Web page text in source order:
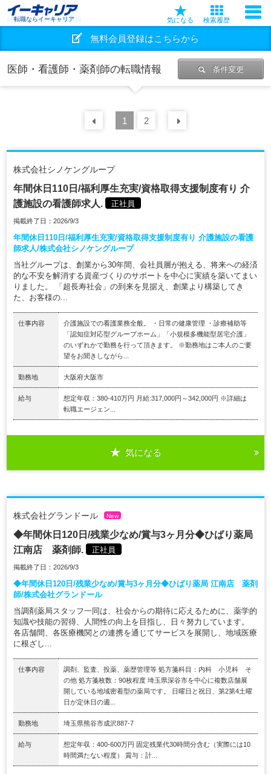
転職ならイーキャリア 気になる 検索履歴
無料会員登録はこちらから
医師・看護師・薬剤師の転職情報 条件変更
前の 30
1 2
株式会社シノケングループ
年間休日110日/福利厚生充実/資格取得支援制度有り 介
護施設の看護師求人.
正社員
掲載終了日：2026/9/3
年間休日110日/福利厚生充実/資格取得支援制度有り 介護施設の看護
師求人/株式会社シノケングループ
当社グループは、創業から30年間、会社員層が抱える、将来への経済
的な不安を解消する資産づくりのサポートを中心に実績を築いてまい
りました。 「超長寿社会」の到来を見据え、創業より構築してき
た、お客様の...
仕事内容
介護施設での看護業務全般。 ・日常の健康管理 ・診療補助等
「認知症対応型グループホーム」「小規模多機能型居宅介護」
のいずれかで勤務を行って頂きます。 ※勤務地はご本人のご要
望をお聞きしながら...
勤務地 大阪府大阪市
給与
想定年収：380-410万円 月給:317,000円～342,000円 ※詳細は
転職エージェン...
気になる
株式会社グランドール New
◆年間休日120日/残業少なめ/賞与3ヶ月分◆ひばり薬局
江南店 薬剤師.
正社員
掲載終了日：2026/9/3
◆年間休日120日/残業少なめ/賞与3ヶ月分◆ひばり薬局 江南店 薬剤
師/株式会社グランドール
当調剤薬局スタッフ一同は、社会からの期待に応えるために、薬学的
知識や技能の習得、人間性の向上を目指し、日々努力しています。
各店舗間、各医療機関との連携を通じてサービスを展開し、地域医療
に根ざし...
仕事内容
調剤、監査、投薬、薬歴管理等 処方箋科目：内科 小児科 そ
の他 処方箋枚数：90枚程度 埼玉県深谷市を中心に複数店舗展
開している地域密着型の薬局です。 日曜日と祝日、第2第4土曜
日が定休日の週...
勤務地 埼玉県熊谷市成沢887-7
給与
想定年収：400-600万円 固定残業代30時間分含む（実際には10
時間満たない程度） 賞与：計...